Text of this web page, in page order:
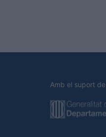
Amb el suport de